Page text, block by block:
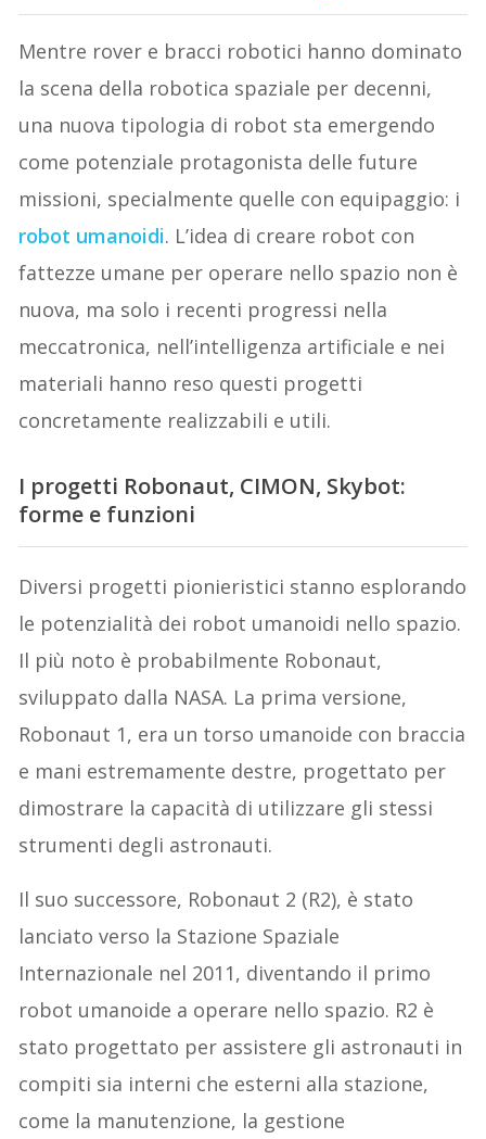
Mentre rover e bracci robotici hanno dominato
la scena della robotica spaziale per decenni,
una nuova tipologia di robot sta emergendo
come potenziale protagonista delle future
missioni, specialmente quelle con equipaggio: i
robot umanoidi. L’idea di creare robot con
fattezze umane per operare nello spazio non è
nuova, ma solo i recenti progressi nella
meccatronica, nell’intelligenza artificiale e nei
materiali hanno reso questi progetti
concretamente realizzabili e utili.
I progetti Robonaut, CIMON, Skybot:
forme e funzioni
Diversi progetti pionieristici stanno esplorando
le potenzialità dei robot umanoidi nello spazio.
Il più noto è probabilmente Robonaut,
sviluppato dalla NASA. La prima versione,
Robonaut 1, era un torso umanoide con braccia
e mani estremamente destre, progettato per
dimostrare la capacità di utilizzare gli stessi
strumenti degli astronauti.
Il suo successore, Robonaut 2 (R2), è stato
lanciato verso la Stazione Spaziale
Internazionale nel 2011, diventando il primo
robot umanoide a operare nello spazio. R2 è
stato progettato per assistere gli astronauti in
compiti sia interni che esterni alla stazione,
come la manutenzione, la gestione